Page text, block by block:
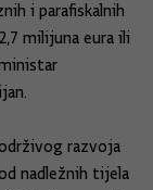
i parafiskalnih
milijuna eura ili
razvoja
nadležnih tijela